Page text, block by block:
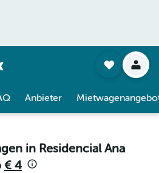
Anbieter
in Residencial Ana
€ 4